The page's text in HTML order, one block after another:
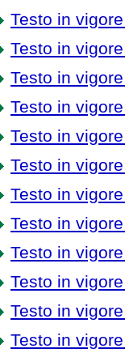
Testo in
Testo in
Testo in
Testo in
Testo in
Testo in
Testo in
Testo in
Testo in
Testo in
Testo in
Testo in